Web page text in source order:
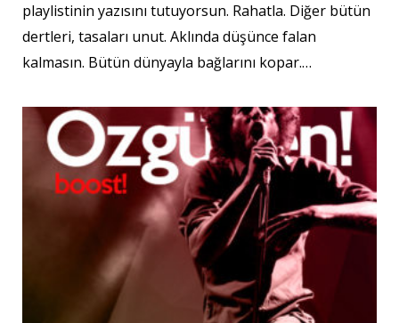
playlistinin yazısını tutuyorsun. Rahatla. Diğer bütün
dertleri, tasaları unut. Aklında düşünce falan
kalmasın. Bütün dünyayla bağlarını kopar.…